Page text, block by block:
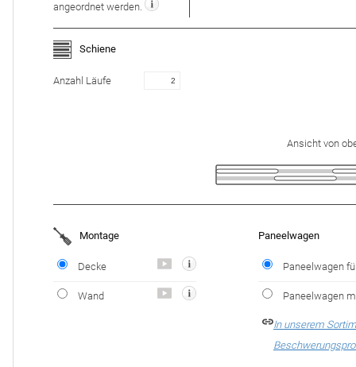
angeordnet werden.
Schiene
Anzahl Läufe
Ansicht von
Montage
Decke
Wand
Paneelwagen
Paneelwagen
Paneelwagen
In unserem